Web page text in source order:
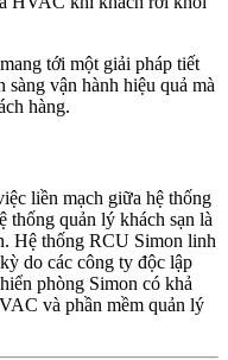
tới một giải pháp tiết
sàng vận hành hiệu quả mà
hàng.
liền mạch giữa hệ thống
thống quản lý khách sạn là
Hệ thống RCU Simon linh
do các công ty độc lập
phòng Simon có khả
và phần mềm quản lý